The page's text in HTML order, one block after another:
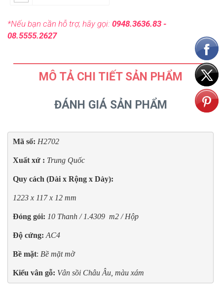
*Nếu bạn cần hỗ trợ, hãy gọi: 0948.3636.83 -
08.5555.2627
MÔ TẢ CHI TIẾT SẢN PHẨM
ĐÁNH GIÁ SẢN PHẨM
Mã số: H2702
Xuất xứ : Trung Quốc
Quy cách (Dài x Rộng x Dày):
1223 x 117 x 12 mm
Đóng gói: 10 Thanh / 1.4309  m2 / Hộp
Độ cứng: AC4
Bề mặt: Bề mặt mờ
Kiểu vân gỗ: Vân sồi Châu Âu, màu xám